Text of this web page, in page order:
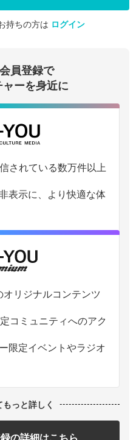
録する
ンする
持ちの方は ログイン
員登録で
ーを身近に
されている数万件以上
表示に、より快適な体
リジナルコンテンツ
コミュニティへのアク
限定イベントやラジオ
っと詳しく
の詳細はこちら